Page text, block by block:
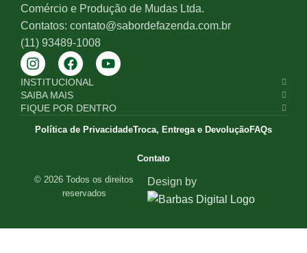
Comércio e Produção de Mudas Ltda.
Contatos: contato@sabordefazenda.com.br
(11) 93489-1008
INSTITUCIONAL
SAIBA MAIS
FIQUE POR DENTRO
© 2026 Todos os direitos
reservados
Design by
Política de PrivacidadeTroca, Entrega e DevoluçãoFAQs
Contato